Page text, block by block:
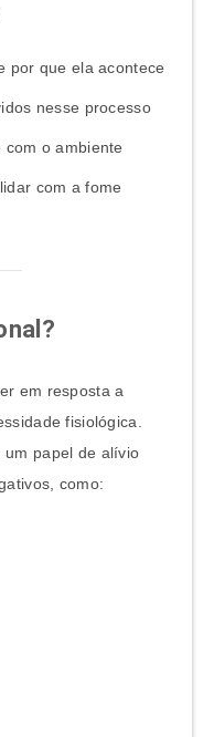
por que ela acontece
nesse processo
o ambiente
com a fome
em resposta a
fisiológica.
um papel de alívio
como: